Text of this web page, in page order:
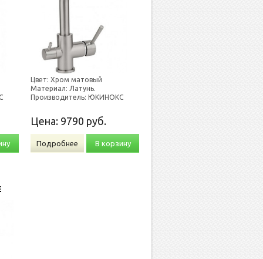
Цвет: Хром матовый
Материал: Латунь.
Производитель: ЮКИНОКС
Цена: 9790 руб.
Подробнее В корзину